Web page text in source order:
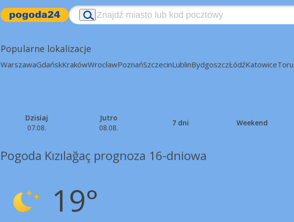
Popularne lokalizacje
WarszawaGdańskKrakówWrocławPoznańSzczecinLublinBydgoszczŁódźKatowice
Dzisiaj
07.08.
Jutro
08.08.
7 dni Weekend
Pogoda Kızılağaç prognoza 16-dniowa
19°